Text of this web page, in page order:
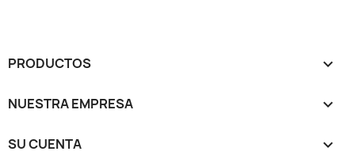
PRODUCTOS 
NUESTRA EMPRESA 
SU CUENTA 